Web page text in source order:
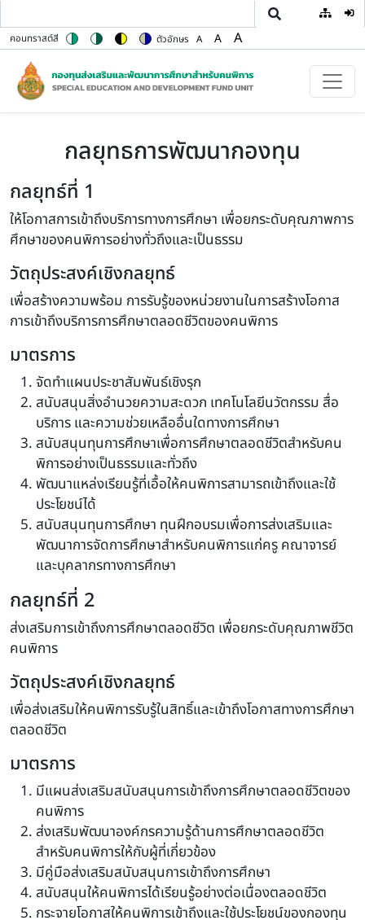
คอนทราสต์สี
Switch to color theme
Switch to high contrast theme
Switch to high visibility theme
Switch to soft theme
ตัวอักษร A
Set font size to 100%
A
Set font size to 125%
A
กลยุทธการพัฒนากองทุน
กลยุทธ์ที่ 1
ให้โอกาสการเข้าถึงบริการทางการศึกษา เพื่อยกระดับคุณภาพการ
ศึกษาของคนพิการอย่างทั่วถึงและเป็นธรรม
วัตถุประสงค์เชิงกลยุทธ์
เพื่อสร้างความพร้อม การรับรู้ของหน่วยงานในการสร้างโอกาส
การเข้าถึงบริการการศึกษาตลอดชีวิตของคนพิการ
มาตรการ
จัดทำแผนประชาสัมพันธ์เชิงรุก
สนับสนุนสิ่งอำนวยความสะดวก เทคโนโลยีนวัตกรรม สื่อ
บริการ และความช่วยเหลืออื่นใดทางการศึกษา
สนับสนุนทุนการศึกษาเพื่อการศึกษาตลอดชีวิตสำหรับคน
พิการอย่างเป็นธรรมและทั่วถึง
พัฒนาแหล่งเรียนรู้ที่เอื้อให้คนพิการสามารถเข้าถึงและใช้
ประโยชน์ได้
สนับสนุนทุนการศึกษา ทุนฝึกอบรมเพื่อการส่งเสริมและ
พัฒนาการจัดการศึกษาสำหรับคนพิการแก่ครู คณาจารย์
และบุคลากรทางการศึกษา
กลยุทธ์ที่ 2
ส่งเสริมการเข้าถึงการศึกษาตลอดชีวิต เพื่อยกระดับคุณภาพชีวิต
คนพิการ
วัตถุประสงค์เชิงกลยุทธ์
เพื่อส่งเสริมให้คนพิการรับรู้ในสิทธิ์และเข้าถึงโอกาสทางการศึกษา
ตลอดชีวิต
มาตรการ
มีแผนส่งเสริมสนับสนุนการเข้าถึงการศึกษาตลอดชีวิตของ
คนพิการ
ส่งเสริมพัฒนาองค์กรความรู้ด้านการศึกษาตลอดชีวิต
สำหรับคนพิการให้กับผู้ที่เกี่ยวข้อง
มีคู่มือส่งเสริมสนับสนุนการเข้าถึงการศึกษา
สนับสนุนให้คนพิการได้เรียนรู้อย่างต่อเนื่องตลอดชีวิต
กระจายโอกาสให้คนพิการเข้าถึงและใช้ประโยชน์ของกองทุน